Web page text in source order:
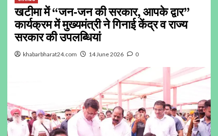
खटीमा में “जन-जन की सरकार, आपके द्वार”
कार्यक्रम में मुख्यमंत्री ने गिनाई केंद्र व राज्य
सरकार की उपलब्धियां
khabarbharat24.com 14 June 2026 0